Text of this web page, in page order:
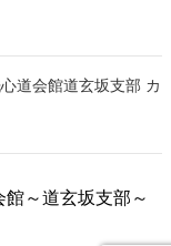
道会館道玄坂支部 カ
～道玄坂支部～